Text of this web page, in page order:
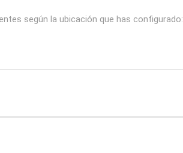
según la ubicación que has configurado: